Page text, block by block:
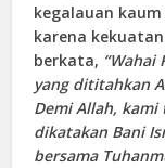
kegalauan
karena
berkata, “Wahai
yang dititahkan
Demi Allah,
dikatakan Bani
bersama